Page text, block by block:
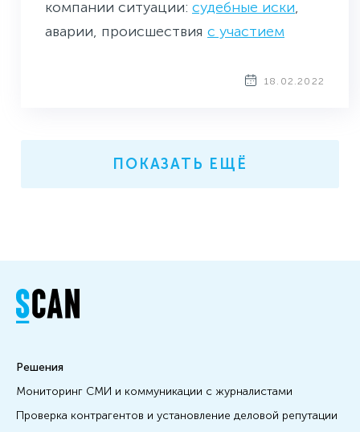
компании ситуации: судебные иски,
аварии, происшествия с участием
службе важно как можно раньше узнать
реагировать на негатив в СМИ. О том,
как настроить систему оповещения о
18.02.2022
ПОКАЗАТЬ ЕЩЁ
Решения
Мониторинг СМИ и коммуникации с журналистами
Проверка контрагентов и установление деловой репутации